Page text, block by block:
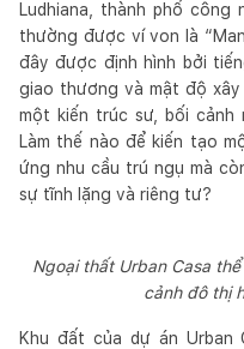
Ludhiana, thành phố công
thường được ví von là
đây được định hình bởi
giao thương và mật độ
một kiến trúc sư, bối
Làm thế nào để kiến tạo
ứng nhu cầu trú ngụ mà
sự tĩnh lặng và riêng tư?
Ngoại thất Urban Casa
cảnh đô thị
Khu đất của dự án Urban